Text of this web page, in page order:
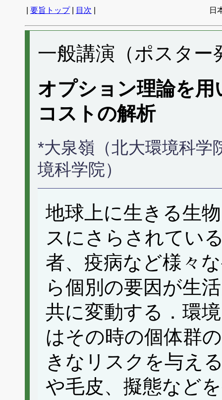
要旨トップ| 目次 日
一般講演（ポスター
オプション理論を用
コストの解析
*大泉嶺（北大環境科学
境科学院）
地球上に生きる生
スにさらされてい
者、疫病など様々
ら個別の要因が生
共に変動する．環
はその時の個体群
きなリスクを与え
や毛皮、擬態など